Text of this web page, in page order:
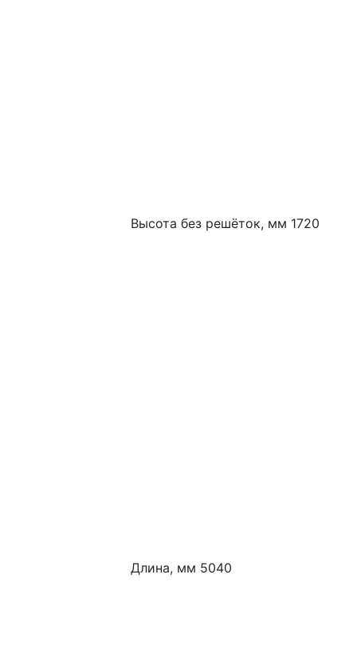
Высота без решёток, мм 1720
Длина, мм 5040